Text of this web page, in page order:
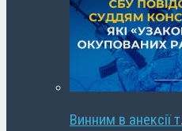
Винним в анексії